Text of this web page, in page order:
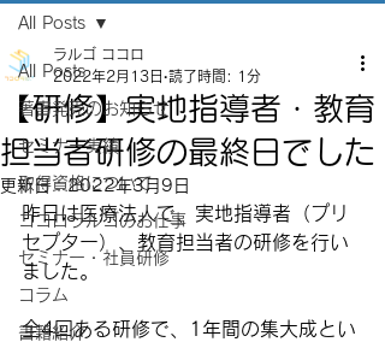
All Posts
著書発売のお知らせ
セミナー実績
取得資格について
ココロラルゴのお仕事
セミナー・社員研修
コラム
書籍紹介
All Posts
【研修】実地指導者・教育
担当者研修の最終日でした
ラルゴ ココロ
2022年2月13日 読了時間: 1分
更新日：2022年3月9日
昨日は医療法人で、実地指導者（プリ
セプター）、教育担当者の研修を行い
ました。
全4回ある研修で、1年間の集大成とい